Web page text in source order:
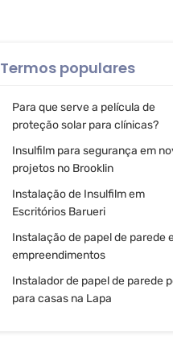
Termos populares
Para que serve a película de
proteção solar para clínicas?
Insulfilm para segurança em
projetos no Brooklin
Instalação de Insulfilm em
Escritórios Barueri
Instalação de papel de parede
empreendimentos
Instalador de papel de parede
para casas na Lapa